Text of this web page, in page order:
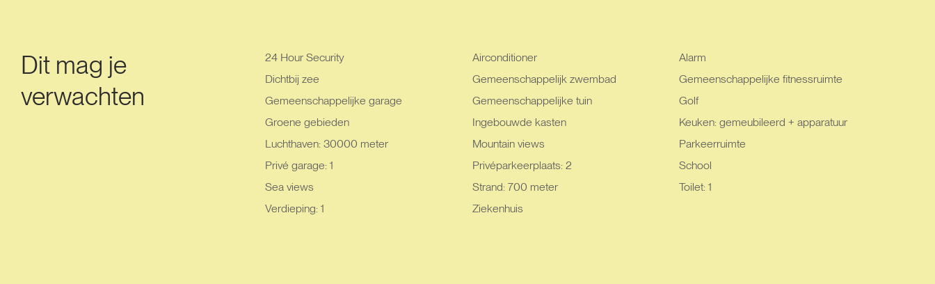
Dit mag je
verwachten
24 Hour Security Airconditioner
Alarm
Dichtbij zee
Gemeenschappelijk zwembad
Gemeenschappelijke fitnessruimte
Gemeenschappelijke garage
Gemeenschappelijke tuin
Golf
Groene gebieden
Ingebouwde kasten
Keuken: gemeubileerd + apparatuur
Luchthaven: 30000 meter
Mountain views
Parkeerruimte
Privé garage: 1
Privéparkeerplaats: 2
School
Sea views
Strand: 700 meter
Toilet: 1
Verdieping: 1
Ziekenhuis